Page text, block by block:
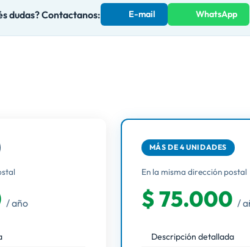
dudas? Contactanos: E-mail WhatsApp
/ año
MÁS DE 4 UNIDADES
En la misma dirección postal
$ 75.000 /
Descripción detallada